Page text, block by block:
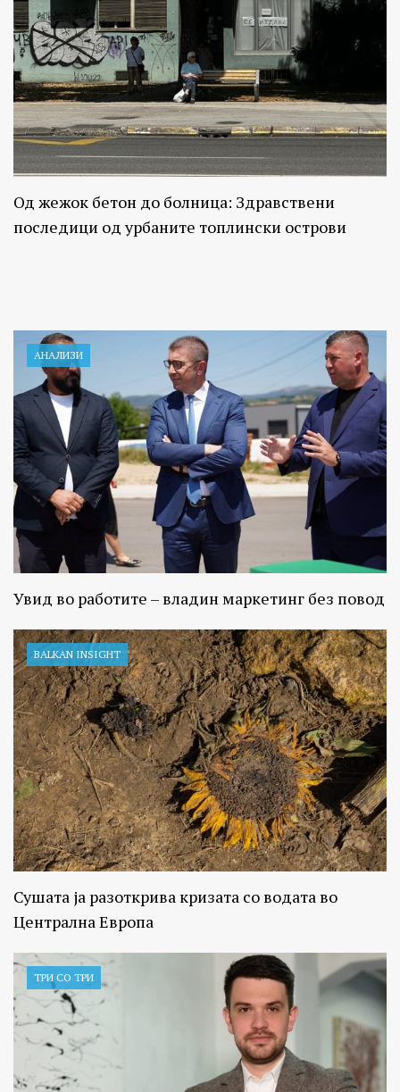
Од жежок бетон до болница: Здравствени
последици од урбаните топлински острови
АНАЛИЗИ
Увид во работите – владин маркетинг без повод
BALKAN INSIGHT
Сушата ја разоткрива кризата со водата во
Централна Европа
ТРИ СО ТРИ